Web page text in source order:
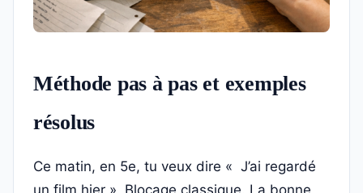
Méthode pas à pas et exemples
résolus
Ce matin, en 5e, tu veux dire « J’ai regardé
un film hier ». Blocage classique. La bonne